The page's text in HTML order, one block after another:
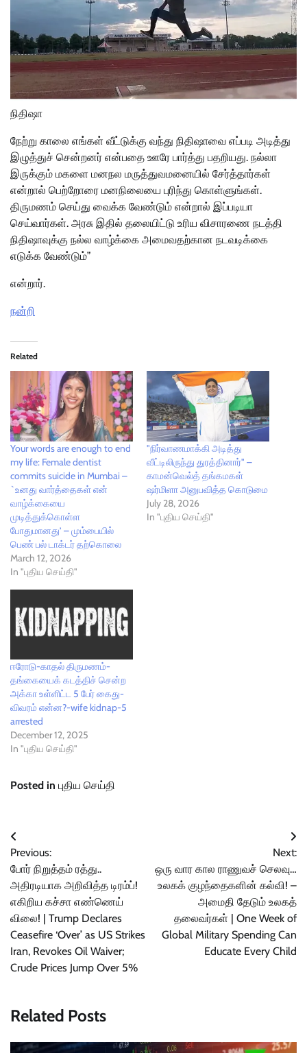
நிதிஷா
நேற்று காலை எங்கள் வீட்டுக்கு வந்து நிதிஷாவை எப்படி அடித்து
இழுத்துச் சென்றனர் என்பதை ஊரே பார்த்து பதறியது. நல்லா
இருக்கும் மகளை மனநல மருத்துவமனையில் சேர்த்தார்கள்
என்றால் பெற்றோரை மனநிலையை புரிந்து கொள்ளுங்கள்.
திருமணம் செய்து வைக்க வேண்டும் என்றால் இப்படியா
செய்வார்கள். அரசு இதில் தலையிட்டு உரிய விசாரணை நடத்தி
நிதிஷாவுக்கு நல்ல வாழ்க்கை அமைவதற்கான நடவடிக்கை
எடுக்க வேண்டும்”
என்றார்.
நன்றி
Related
Your words are enough to end
my life: Female dentist
commits suicide in Mumbai –
`உனது வார்த்தைகள் என்
வாழ்க்கையை
முடித்துக்கொள்ள
போதுமானது’ – மும்பையில்
பெண் பல் டாக்டர் தற்கொலை
March 12, 2026
In "புதிய செய்தி"
"நிர்வாணமாக்கி அடித்து
வீட்டிலிருந்து துரத்தினார்" –
காமன்வெல்த் தங்கமகள்
ஷர்மிளா அனுபவித்த கொடுமை
July 28, 2026
In "புதிய செய்தி"
ஈரோடு-காதல் திருமணம்-
தங்கையைக் கடத்திச் சென்ற
அக்கா உள்ளிட்ட 5 பேர் கைது-
விவரம் என்ன?-wife kidnap-5
arrested
December 12, 2025
In "புதிய செய்தி"
Posted in புதிய செய்தி
Post
navigation
Previous:
போர் நிறுத்தம் ரத்து..
அதிரடியாக அறிவித்த டிரம்ப்!
எகிறிய கச்சா எண்ணெய்
விலை! | Trump Declares
Ceasefire ‘Over’ as US Strikes
Iran, Revokes Oil Waiver;
Crude Prices Jump Over 5%
Next:
ஒரு வார கால ராணுவச் செலவு…
உலகக் குழந்தைகளின் கல்வி! –
அமைதி தேடும் உலகத்
தலைவர்கள் | One Week of
Global Military Spending Can
Educate Every Child
Related Posts